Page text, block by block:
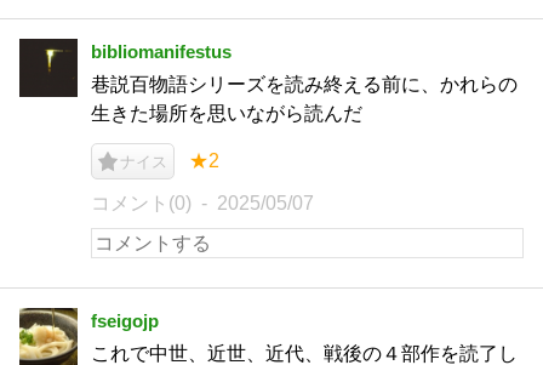
bibliomanifestus
巷説百物語シリーズを読み終える前に、かれらの
生きた場所を思いながら読んだ
ナイス ★2
コメント(0) 2025/05/07
fseigojp
これで中世、近世、近代、戦後の４部作を読了し